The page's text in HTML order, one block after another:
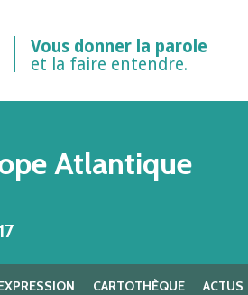
Vous donner la parole
et la faire entendre.
Atlantique
CARTOTHÈQUE ACTUS